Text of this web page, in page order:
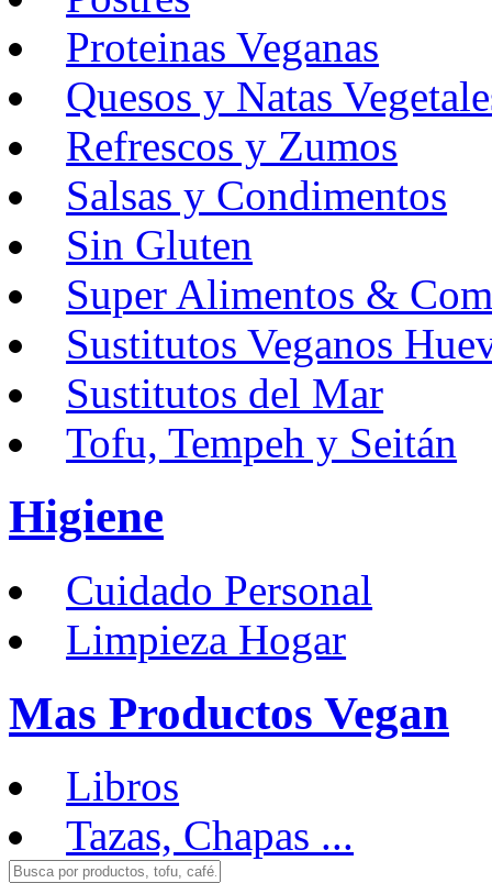
Proteinas Veganas
Quesos y Natas
Refrescos y Zumos
Salsas y Condimentos
Sin Gluten
Super Alimentos &
Sustitutos Veganos
Sustitutos del Mar
Tofu, Tempeh y Seitán
Higiene
Cuidado Personal
Limpieza Hogar
Mas Productos Vegan
Libros
Tazas, Chapas ...